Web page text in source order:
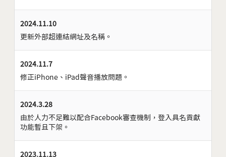
2024.11.10
更新外部超連結網址及名稱。
2024.11.7
修正iPhone、iPad聲音播放問題。
2024.3.28
由於人力不足難以配合Facebook審查機制，登入具名貢獻
功能暫且下架。
2023.11.13